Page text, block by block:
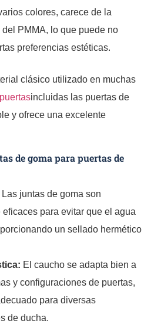
colores, carece de la
PMMA, lo que puede no
preferencias estéticas.
clásico utilizado en muchas
incluidas las puertas de
y ofrece una excelente
de goma para puertas de
Las juntas de goma son
para evitar que el agua
un sellado hermético
El caucho se adapta bien a
y configuraciones de puertas,
para diversas
de ducha.